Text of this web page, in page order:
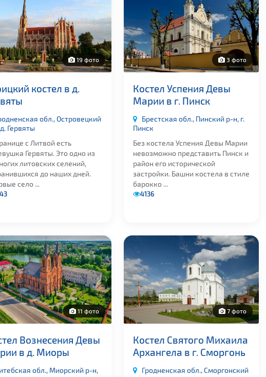
19 фото
костел в д.
обл., Островецкий
Гервяты
с Литвой есть
Гервяты. Это одно из
литовских селений,
до наших дней.
село ...
3 фото
Костел Успения Девы
Марии в г. Пинск
Брестская обл., Пинский р-н, г.
Пинск
Без костела Успения Девы Марии
невозможно представить Пинск и
район его исторической
застройки. Башни костела в стиле
барокко ...
4136
11 фото
Вознесения Девы
в д. Миоры
обл., Миорский р-н,
7 фото
Костел Святого Михаила
Архангела в г. Сморгонь
Гродненская обл., Сморгонский